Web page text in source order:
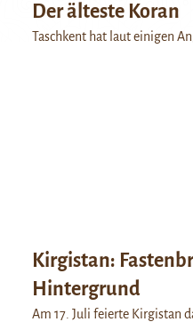
Der älteste Koran
Taschkent hat laut einigen
Kirgistan:
Hintergrund
Am 17. Juli feierte Kirgistan